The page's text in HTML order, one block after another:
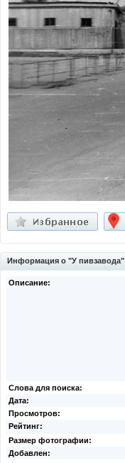
Информация о "У пивзавода"
Описание:
Слова для поиска:
Дата:
Просмотров:
Рейтинг:
Размер фотографии:
Добавлен: